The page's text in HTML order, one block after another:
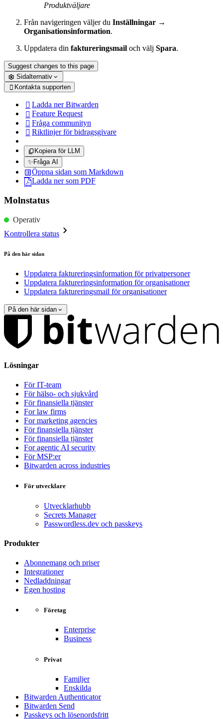
Produktväljare
Från navigeringen väljer du Inställningar →
Organisationsinformation.
Uppdatera din faktureringsmail och välj Spara.
Suggest changes to this page
Sidalternativ
 Kontakta supporten
 Ladda ner Bitwarden
 Feature Request
 Fråga communityn
 Riktlinjer för bidragsgivare
Kopiera för LLM
✨Fråga AI
Öppna sidan som Markdown
Ladda ner som PDF
Molnstatus
Operativ
Kontrollera status
På den här sidan
Uppdatera faktureringsinformation för privatpersoner
Uppdatera faktureringsinformation för organisationer
Uppdatera faktureringsmail för organisationer
På den här sidan
Lösningar
För IT-team
För hälso- och sjukvård
För finansiella tjänster
For law firms
For marketing agencies
För finansiella tjänster
För finansiella tjänster
For agentic AI security
För MSP:er
Bitwarden across industries
För utvecklare
Utvecklarhubb
Secrets Manager
Passwordless.dev och passkeys
Produkter
Abonnemang och priser
Integrationer
Nedladdningar
Egen hosting
Företag
Enterprise
Business
Privat
Familjer
Enskilda
Bitwarden Authenticator
Bitwarden Send
Passkeys och lösenordsfritt